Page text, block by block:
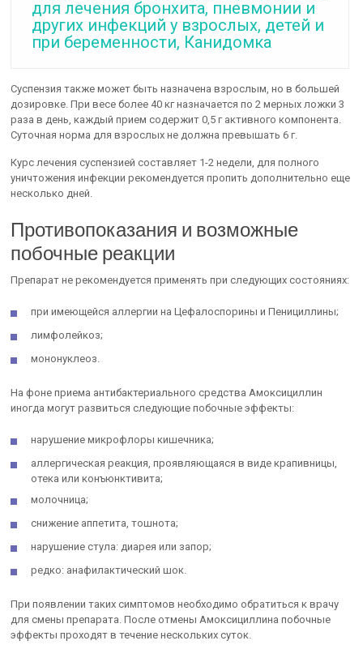
для лечения бронхита, пневмонии и
других инфекций у взрослых, детей и
при беременности, Канидомка
Суспензия также может быть назначена взрослым, но в большей
дозировке. При весе более 40 кг назначается по 2 мерных ложки 3
раза в день, каждый прием содержит 0,5 г активного компонента.
Суточная норма для взрослых не должна превышать 6 г.
Курс лечения суспензией составляет 1-2 недели, для полного
уничтожения инфекции рекомендуется пропить дополнительно еще
несколько дней.
Противопоказания и возможные
побочные реакции
Препарат не рекомендуется применять при следующих состояниях:
при имеющейся аллергии на Цефалоспорины и Пенициллины;
лимфолейкоз;
мононуклеоз.
На фоне приема антибактериального средства Амоксициллин
иногда могут развиться следующие побочные эффекты:
нарушение микрофлоры кишечника;
аллергическая реакция, проявляющаяся в виде крапивницы,
отека или конъюнктивита;
молочница;
снижение аппетита, тошнота;
нарушение стула: диарея или запор;
редко: анафилактический шок.
При появлении таких симптомов необходимо обратиться к врачу
для смены препарата. После отмены Амоксициллина побочные
эффекты проходят в течение нескольких суток.